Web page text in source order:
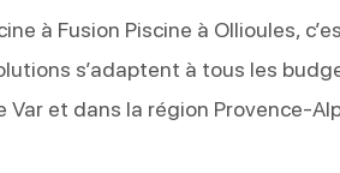
à Fusion Piscine à Ollioules,
s’adaptent à tous les
et dans la région Provence-